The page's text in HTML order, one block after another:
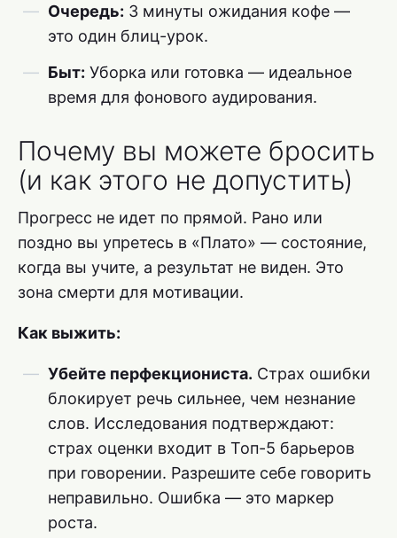
Очередь: 3 минуты ожидания кофе —
это один блиц-урок.
Быт: Уборка или готовка — идеальное
время для фонового аудирования.
Почему вы можете бросить
(и как этого не допустить)
Прогресс не идет по прямой. Рано или
поздно вы упретесь в «Плато» — состояние,
когда вы учите, а результат не виден. Это
зона смерти для мотивации.
Как выжить:
Убейте перфекциониста. Страх ошибки
блокирует речь сильнее, чем незнание
слов. Исследования подтверждают:
страх оценки входит в Топ-5 барьеров
при говорении. Разрешите себе говорить
неправильно. Ошибка — это маркер
роста.